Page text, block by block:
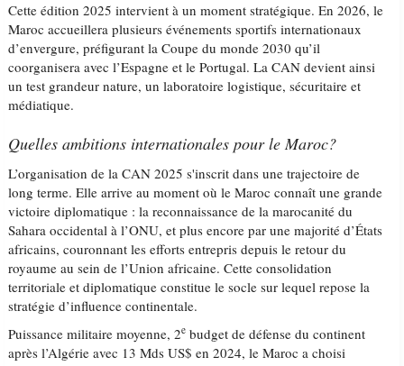
Cette édition 2025 intervient à un moment stratégique. En 2026, le
Maroc accueillera plusieurs événements sportifs internationaux
d’envergure, préfigurant la Coupe du monde 2030 qu’il
coorganisera avec l’Espagne et le Portugal. La CAN devient ainsi
un test grandeur nature, un laboratoire logistique, sécuritaire et
médiatique.
Quelles ambitions internationales pour le Maroc?
L’organisation de la CAN 2025 s'inscrit dans une trajectoire de
long terme. Elle arrive au moment où le Maroc connaît une grande
victoire diplomatique : la reconnaissance de la marocanité du
Sahara occidental à l’ONU, et plus encore par une majorité d’États
africains, couronnant les efforts entrepris depuis le retour du
royaume au sein de l’Union africaine. Cette consolidation
territoriale et diplomatique constitue le socle sur lequel repose la
stratégie d’influence continentale.
Puissance militaire moyenne, 2e budget de défense du continent
après l’Algérie avec 13 Mds US$ en 2024, le Maroc a choisi